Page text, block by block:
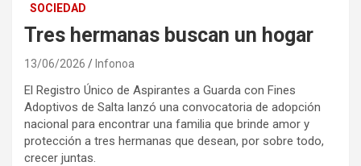
SOCIEDAD
Tres hermanas buscan un hogar
13/06/2026 Infonoa
El Registro Único de Aspirantes a Guarda con Fines
Adoptivos de Salta lanzó una convocatoria de adopción
nacional para encontrar una familia que brinde amor y
protección a tres hermanas que desean, por sobre todo,
crecer juntas.